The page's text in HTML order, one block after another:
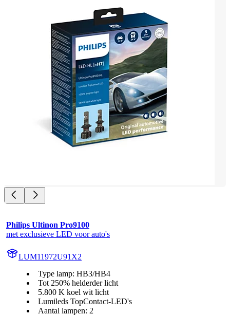
Philips Ultinon Pro9100
met exclusieve LED voor auto's
LUM11972U91X2
Type lamp: HB3/HB4
Tot 250% helderder licht
5.800 K koel wit licht
Lumileds TopContact-LED's
Aantal lampen: 2